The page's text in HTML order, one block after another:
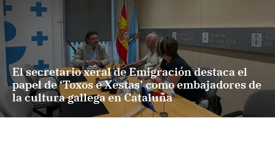
El secretario xeral de Emigración destaca el
papel de ‘Toxos e Xestas’ como embajadores de
la cultura gallega en Cataluña